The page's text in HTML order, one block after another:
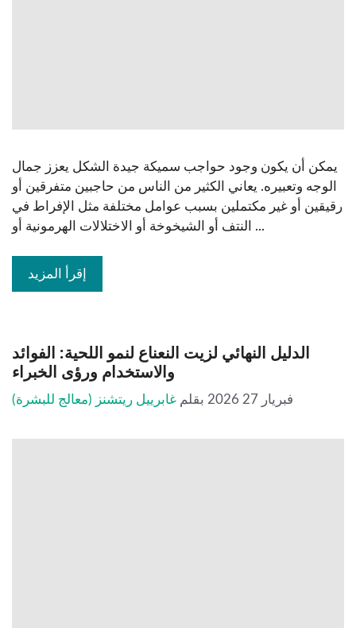
يمكن أن يكون وجود حواجب سميكة جيدة الشكل يعزز جمال
الوجه وتعبيره. يعاني الكثير من الناس من حاجبين متفرقين أو
رقيقين أو غير مكتملين بسبب عوامل مختلفة مثل الإفراط في
النتف أو الشيخوخة أو الاختلالات الهرمونية أو ...
إقرأ المزيد
الدليل النهائي لزيت النعناع لنمو اللحية: الفوائد
والاستخدام ورؤى الخبراء
فبريار 27 2026 بقلم غابرييل ريتشنز (معالج للبشرة)